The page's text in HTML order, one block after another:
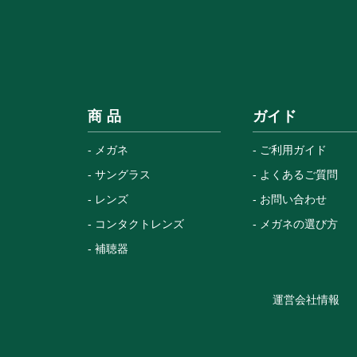
商 品
メガネ
サングラス
レンズ
コンタクトレンズ
補聴器
ガイド
ご利用ガイド
よくあるご質問
お問い合わせ
メガネの選び方
運営会社情報